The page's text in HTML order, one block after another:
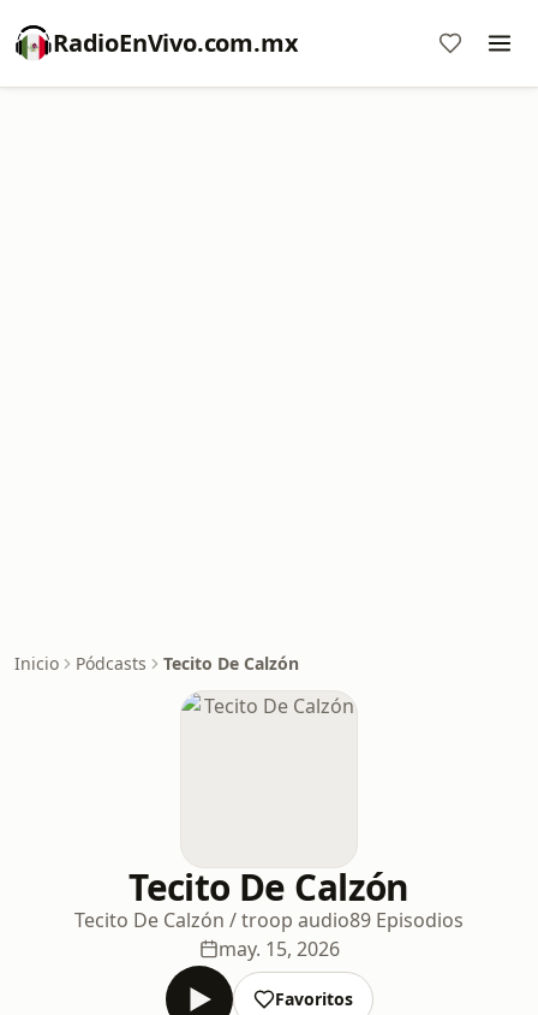
RadioEnVivo.com.mx
Inicio Pódcasts Tecito De Calzón
Tecito De Calzón
Tecito De Calzón / troop audio89 Episodios
may. 15, 2026
Favoritos